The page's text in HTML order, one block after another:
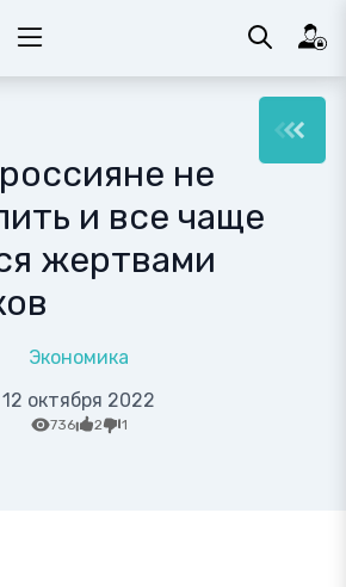
не
и все чаще
жертвами
Экономика
12 октября 2022
736 2 1